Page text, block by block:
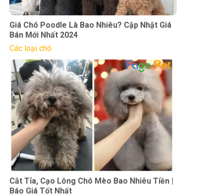
Giá Chó Poodle Là Bao Nhiêu? Cập Nhật Giá
Bán Mới Nhất 2024
Các loại chó
Cắt Tỉa, Cạo Lông Chó Mèo Bao Nhiêu Tiền |
Báo Giá Tốt Nhất